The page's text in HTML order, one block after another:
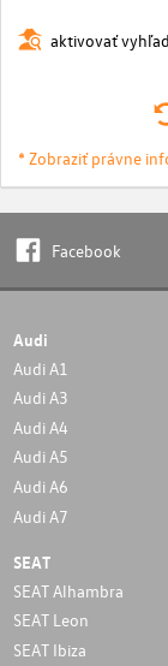
aktivovať
* Zobraziť právne
Facebook
Audi
Audi A1
Audi A3
Audi A4
Audi A5
Audi A6
Audi A7
SEAT
SEAT Alhambra
SEAT Leon
SEAT Ibiza